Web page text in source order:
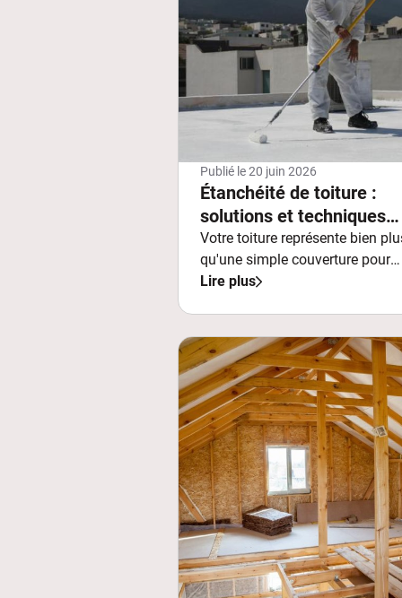
Publié le20 juin 2026
Étanchéité de toiture :
solutions et techniques
efficaces
Votre toiture représente bien
qu'une simple couverture pour
votre maison.
Lire plus